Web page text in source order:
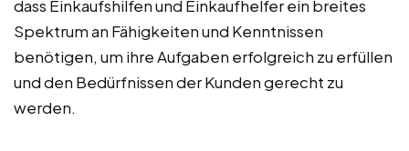
dass Einkaufshilfen und Einkaufhelfer ein breites
Spektrum an Fähigkeiten und Kenntnissen
benötigen, um ihre Aufgaben erfolgreich zu erfüllen
und den Bedürfnissen der Kunden gerecht zu
werden.